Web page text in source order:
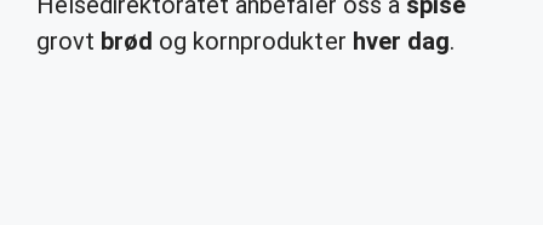
grovt brød og kornprodukter hver dag.